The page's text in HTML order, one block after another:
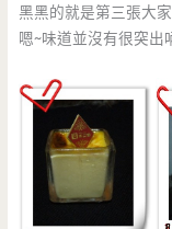
黑黑的就是第三張大
嗯~味道並沒有很突出